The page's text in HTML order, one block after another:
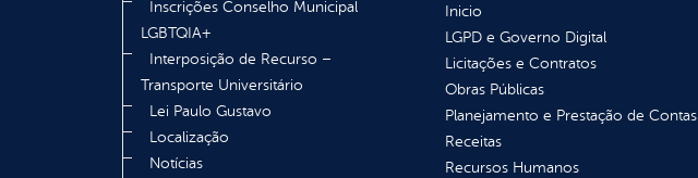
Inscrições Conselho Municipal
LGBTQIA+
Interposição de Recurso –
Transporte Universitário
Lei Paulo Gustavo
Localização
Notícias
Inicio
LGPD e Governo Digital
Licitações e Contratos
Obras Públicas
Planejamento e Prestação de Contas
Receitas
Recursos Humanos